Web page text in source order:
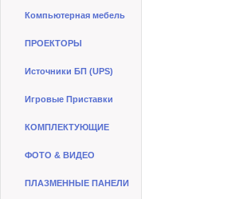
Компьютерная мебель
ПРОЕКТОРЫ
Источники БП (UPS)
Игровые Приставки
КОМПЛЕКТУЮЩИЕ
ФОТО & ВИДЕО
ПЛАЗМЕННЫЕ ПАНЕЛИ